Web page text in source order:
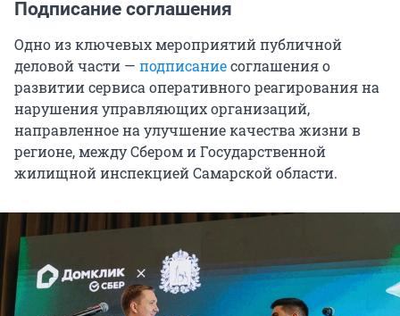
Подписание соглашения
Одно из ключевых мероприятий публичной
деловой части — подписаниесоглашения о
развитии сервиса оперативного реагирования на
нарушения управляющих организаций,
направленное на улучшение качества жизни в
регионе, между Сбером и Государственной
жилищной инспекцией Самарской области.